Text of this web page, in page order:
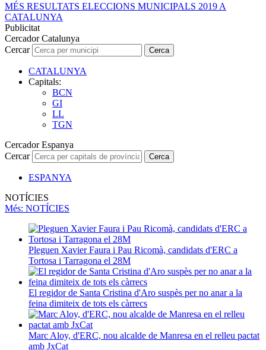
MÉS RESULTATS ELECCIONS MUNICIPALS 2019 A
CATALUNYA
Publicitat
Cercador Catalunya
Cercar
Cerca
CATALUNYA
Capitals:
BCN
GI
LL
TGN
Cercador Espanya
Cercar
Cerca
ESPANYA
NOTÍCIES
Més: NOTÍCIES
Pleguen Xavier Faura i Pau Ricomà, candidats d'ERC a
Tortosa i Tarragona el 28M
El regidor de Santa Cristina d'Aro suspès per no anar a la
feina dimiteix de tots els càrrecs
Marc Aloy, d'ERC, nou alcalde de Manresa en el relleu pactat
amb JxCat